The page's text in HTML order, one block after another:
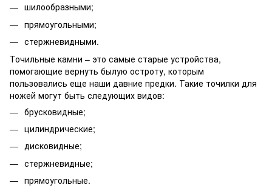
шилообразными;
прямоугольными;
стержневидными.
Точильные камни – это самые старые устройства,
помогающие вернуть былую остроту, которым
пользовались еще наши давние предки. Такие точилки для
ножей могут быть следующих видов:
брусковидные;
цилиндрические;
дисковидные;
стержневидные;
прямоугольные.